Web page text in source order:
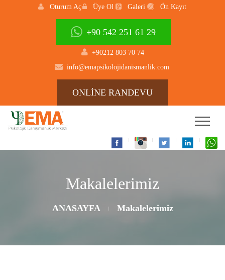
Oturum Aç Üye Ol Galeri Ön Kayıt
+90 542 251 61 29
+90212 803 70 74
info@emapsikolojidanismanlik.com
ONLİNE RANDEVU
Makalelerimiz
ANASAYFA Makalelerimiz